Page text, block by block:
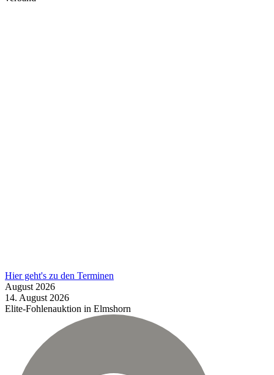
Hier geht's zu den Terminen
August 2026
14. August 2026
Elite-Fohlenauktion in Elmshorn